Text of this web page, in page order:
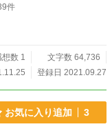
件
想数 1
文字数 64,736
登録日 2021.09.27
お気に入り追加 3